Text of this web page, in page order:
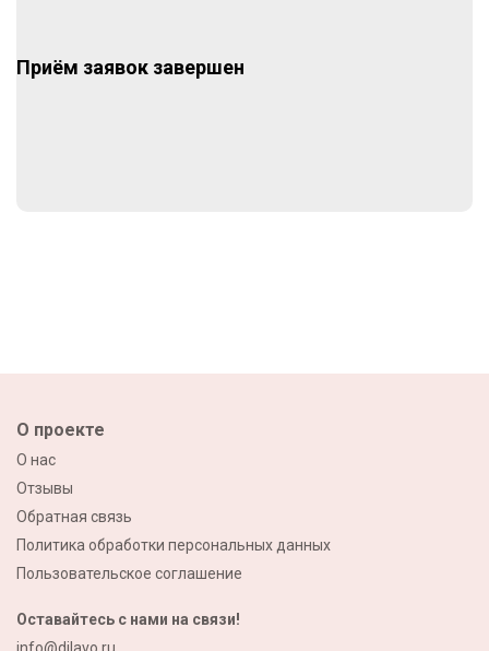
Приём заявок завершен
О проекте
О нас
Отзывы
Обратная связь
Политика обработки персональных данных
Пользовательское соглашение
Оставайтесь с нами на связи!